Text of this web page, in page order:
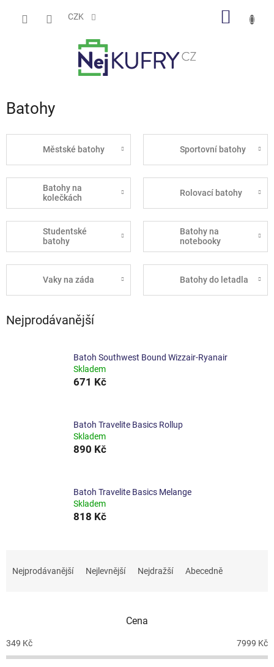
CZK
Batohy
Městské batohy Sportovní batohy
Batohy na
kolečkách
Rolovací batohy
Studentské
batohy
Batohy na
notebooky
Vaky na záda Batohy do letadla
Nejprodávanější
Batoh Southwest Bound Wizzair-Ryanair
Skladem
671 Kč
Batoh Travelite Basics Rollup
Skladem
890 Kč
Batoh Travelite Basics Melange
Skladem
818 Kč
p
r
Nejprodávanější Nejlevnější Nejdražší Abecedně
Cena
349 Kč 7999 Kč